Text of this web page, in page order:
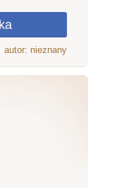
autor: nieznany